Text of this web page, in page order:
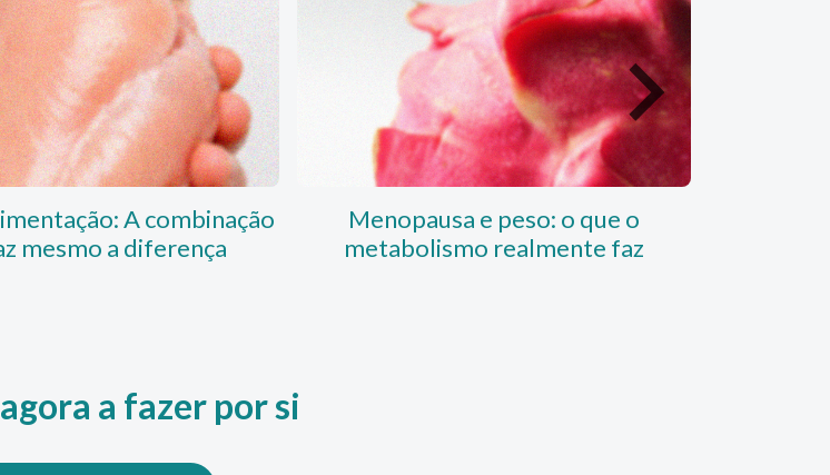
A combinação
mesmo a diferença
Menopausa e peso: o que o
metabolismo realmente faz
a fazer por si